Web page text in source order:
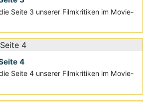
Seite 3 unserer Filmkritiken im Movie-
4
Seite 4 unserer Filmkritiken im Movie-